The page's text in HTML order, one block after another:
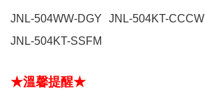
JNL-504WW-DGY
JNL-504KT-CCCW
JNL-504KT-SSFM
★溫馨提醒★